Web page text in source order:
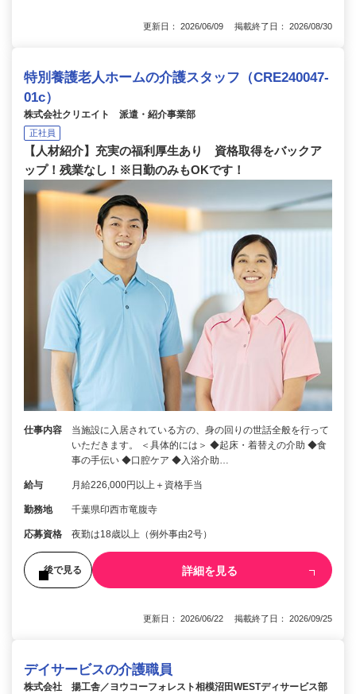
更新日： 2026/06/09 掲載終了日： 2026/08/30
特別養護老人ホームの介護スタッフ（CRE240047-
01c）
株式会社クリエイト 派遣・紹介事業部
正社員
【人材紹介】充実の福利厚生あり 資格取得をバックア
ップ！残業なし！※日勤のみもOKです！
仕事内容
当施設に入居されている方の、身の回りの世話全般を行って
いただきます。 ＜具体的には＞ ◆起床・着替えの介助 ◆食
事の手伝い ◆口腔ケア ◆入浴介助…
給与 月給226,000円以上＋資格手当
勤務地 千葉県印西市竜腹寺
応募資格 夜勤は18歳以上（例外事由2号）
後で見る 詳細を見る
更新日： 2026/06/22 掲載終了日： 2026/09/25
デイサービスの介護職員
株式会社 揚工舎／ヨウコーフォレスト相模沼田WESTディサービス部